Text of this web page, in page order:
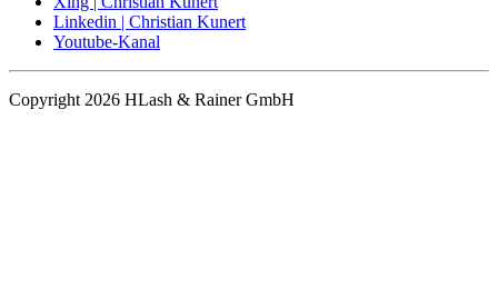
Linkedin | Christian Kunert
Youtube-Kanal
Copyright 2026 HLash & Rainer GmbH